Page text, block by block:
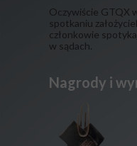
​Oczywiście GTQX
spotkaniu
członkowie
w sądach.
Nagrody i